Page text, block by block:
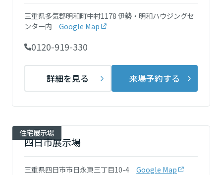
ホームラウンジ 新築・戸建て
ウエルネス事業
海外事業
ミサワアイデンティティ
三重県多気郡明和町中村1178 伊勢・明和ハウジングセ
ンター内
Google Map
0120-919-330
詳細を見る 来場予約する
住宅展示場
四日市展示場
三重県四日市市日永東三丁目10-4 Google Map
埼玉県
神奈川県
甲信越・北陸